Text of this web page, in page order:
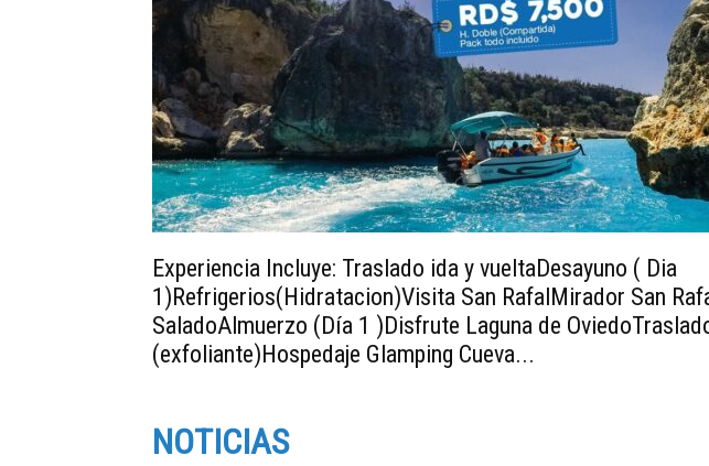
Experiencia Incluye: Traslado ida y vueltaDesayuno ( Dia
1)Refrigerios(Hidratacion)Visita San RafalMirador San
SaladoAlmuerzo (Día 1 )Disfrute Laguna de
(exfoliante)Hospedaje Glamping Cueva...
NOTICIAS